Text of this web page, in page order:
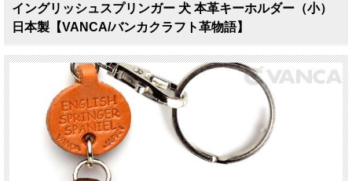
イングリッシュスプリンガー 犬 本革キーホルダー（小）
日本製【VANCA/バンカクラフト革物語】